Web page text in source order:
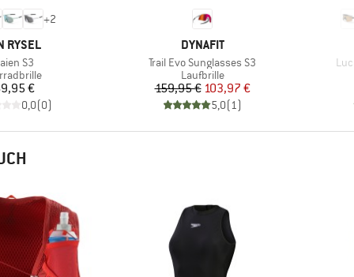
+2
RYSEL
S3
Preis
€
0,0(0)
MARKE
DYNAFIT
Artikel
Trail Evo Sunglasses S3
Produktgruppe
Laufbrille
Preis
159,95 €reduzierter Preis
103,97 €
5,0(1)